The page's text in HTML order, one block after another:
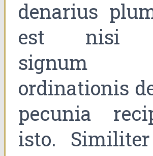
denarius
est nisi
signum
ordinationis
pecunia
isto.